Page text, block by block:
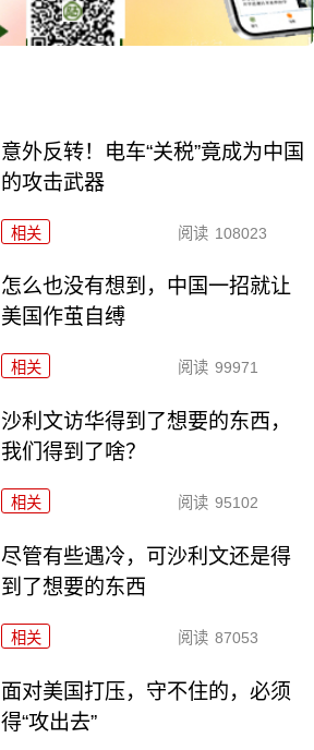
意外反转！电车“关税”竟成为中国
的攻击武器
相关 阅读 108023
怎么也没有想到，中国一招就让
美国作茧自缚
相关 阅读 99971
沙利文访华得到了想要的东西，
我们得到了啥？
相关 阅读 95102
尽管有些遇冷，可沙利文还是得
到了想要的东西
相关 阅读 87053
面对美国打压，守不住的，必须
得“攻出去”